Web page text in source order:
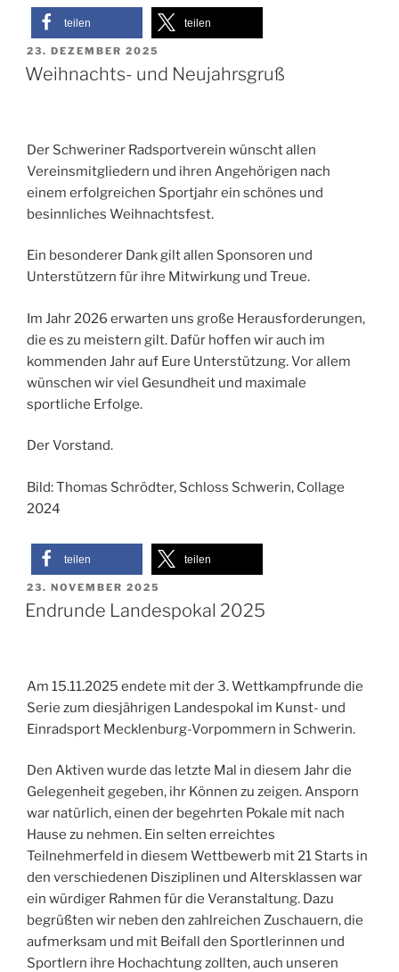
teilen teilen
VERÖFFENTLICHT
AM
23. DEZEMBER 2025
Weihnachts- und Neujahrsgruß
Der Schweriner Radsportverein wünscht allen
Vereinsmitgliedern und ihren Angehörigen nach
einem erfolgreichen Sportjahr ein schönes und
besinnliches Weihnachtsfest.
Ein besonderer Dank gilt allen Sponsoren und
Unterstützern für ihre Mitwirkung und Treue.
Im Jahr 2026 erwarten uns große Herausforderungen,
die es zu meistern gilt. Dafür hoffen wir auch im
kommenden Jahr auf Eure Unterstützung. Vor allem
wünschen wir viel Gesundheit und maximale
sportliche Erfolge.
Der Vorstand.
Bild: Thomas Schrödter, Schloss Schwerin, Collage
2024
teilen teilen
VERÖFFENTLICHT
AM
23. NOVEMBER 2025
Endrunde Landespokal 2025
Am 15.11.2025 endete mit der 3. Wettkampfrunde die
Serie zum diesjährigen Landespokal im Kunst- und
Einradsport Mecklenburg-Vorpommern in Schwerin.
Den Aktiven wurde das letzte Mal in diesem Jahr die
Gelegenheit gegeben, ihr Können zu zeigen. Ansporn
war natürlich, einen der begehrten Pokale mit nach
Hause zu nehmen. Ein selten erreichtes
Teilnehmerfeld in diesem Wettbewerb mit 21 Starts in
den verschiedenen Disziplinen und Altersklassen war
ein würdiger Rahmen für die Veranstaltung. Dazu
begrüßten wir neben den zahlreichen Zuschauern, die
aufmerksam und mit Beifall den Sportlerinnen und
Sportlern ihre Hochachtung zollten, auch unseren